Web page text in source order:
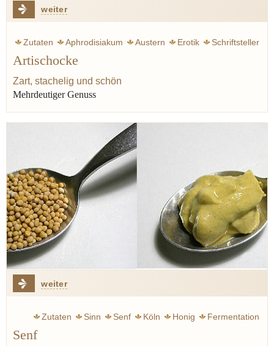
weiter
Zutaten Aphrodisiakum Austern Erotik
Schriftsteller
Artischocke
Zart, stachelig und schön
Mehrdeutiger Genuss
weiter
Zutaten Sinn Senf Köln Honig
Fermentation
Senf